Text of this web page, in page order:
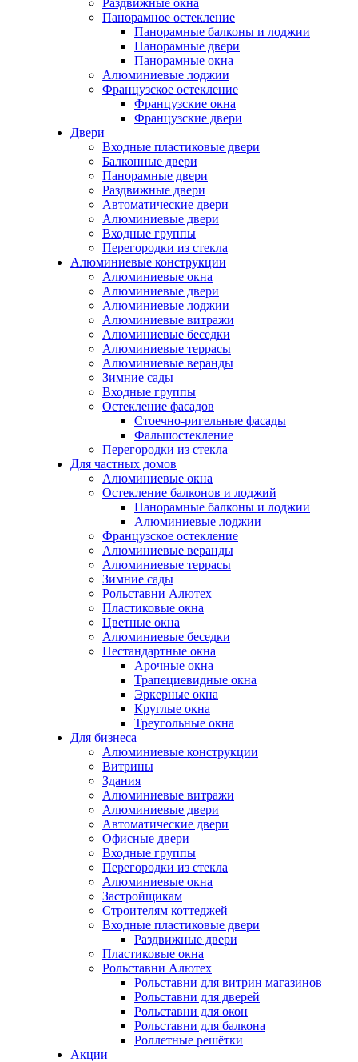
Раздвижные окна
Панорамное остекление
Панорамные балконы и лоджии
Панорамные двери
Панорамные окна
Алюминиевые лоджии
Французское остекление
Французские окна
Французские двери
Двери
Входные пластиковые двери
Балконные двери
Панорамные двери
Раздвижные двери
Автоматические двери
Алюминиевые двери
Входные группы
Перегородки из стекла
Алюминиевые конструкции
Алюминиевые окна
Алюминиевые двери
Алюминиевые лоджии
Алюминиевые витражи
Алюминиевые беседки
Алюминиевые террасы
Алюминиевые веранды
Зимние сады
Входные группы
Остекление фасадов
Стоечно-ригельные фасады
Фальшостекление
Перегородки из стекла
Для частных домов
Алюминиевые окна
Остекление балконов и лоджий
Панорамные балконы и лоджии
Алюминиевые лоджии
Французское остекление
Алюминиевые веранды
Алюминиевые террасы
Зимние сады
Рольставни Алютех
Пластиковые окна
Цветные окна
Алюминиевые беседки
Нестандартные окна
Арочные окна
Трапециевидные окна
Эркерные окна
Круглые окна
Треугольные окна
Для бизнеса
Алюминиевые конструкции
Витрины
Здания
Алюминиевые витражи
Алюминиевые двери
Автоматические двери
Офисные двери
Входные группы
Перегородки из стекла
Алюминиевые окна
Застройщикам
Строителям коттеджей
Входные пластиковые двери
Раздвижные двери
Пластиковые окна
Рольставни Алютех
Рольставни для витрин магазинов
Рольставни для дверей
Рольставни для окон
Рольставни для балкона
Роллетные решётки
Акции